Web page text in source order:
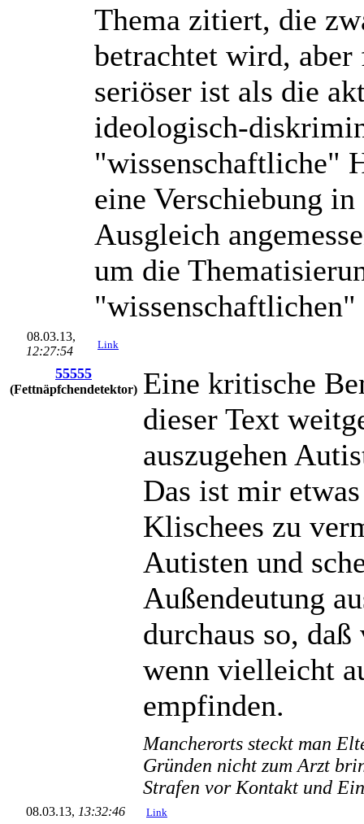
Thema zitiert, die
betrachtet wird,
seriöser ist als die
ideologisch-
"wissenschaftliche"
eine Verschiebung
Ausgleich
um die
"wissenschaftlichen"
08.03.13,
12:27:54
Link
55555
(Fettnäpfchendetektor) Eine kritische
dieser Text
auszugehen
Das ist mir
Klischees zu
Autisten und
Außendeutung
durchaus so,
wenn vielleicht
empfinden.
Mancherorts steckt man
Gründen nicht zum Arzt
Strafen vor Kontakt und
08.03.13, 13:32:46 Link